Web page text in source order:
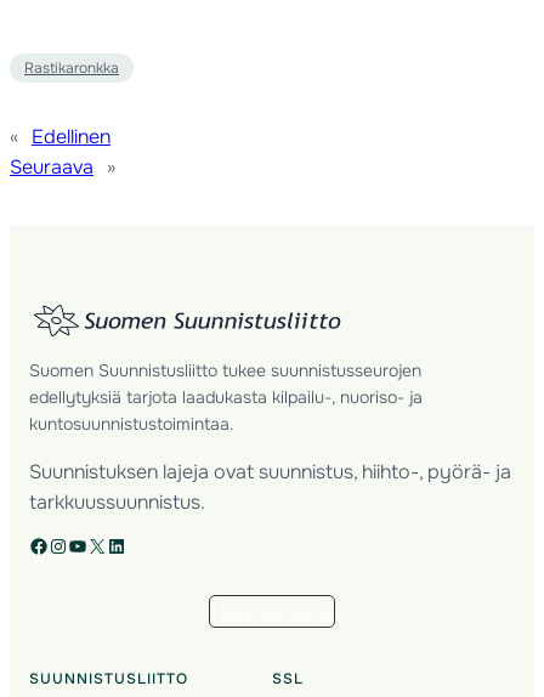
Rastikaronkka
« Edellinen
Seuraava
»
Suomen Suunnistusliitto tukee suunnistusseurojen
edellytyksiä tarjota laadukasta kilpailu-, nuoriso- ja
kuntosuunnistustoimintaa.
Suunnistuksen lajeja ovat suunnistus, hiihto-, pyörä- ja
tarkkuussuunnistus.
Facebook Instagram YouTube X LinkedIn
SUUNNISTUSLIITTO SSL